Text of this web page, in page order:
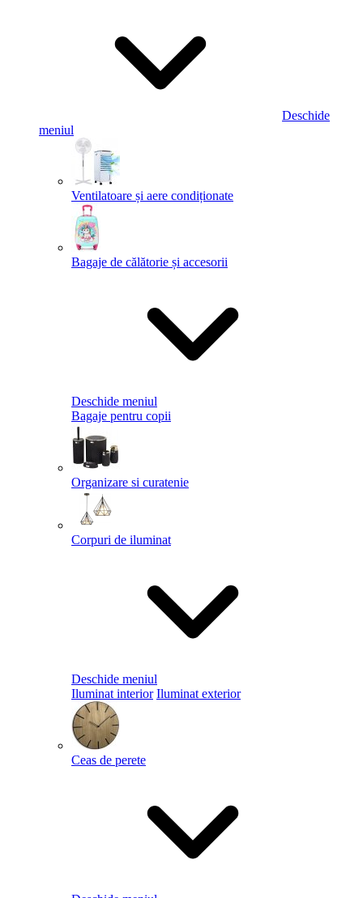
Deschide
meniul
Ventilatoare și aere condiționate
Bagaje de călătorie și accesorii
Deschide meniul
Bagaje pentru copii
Organizare si curatenie
Corpuri de iluminat
Deschide meniul
Iluminat interior Iluminat exterior
Ceas de perete